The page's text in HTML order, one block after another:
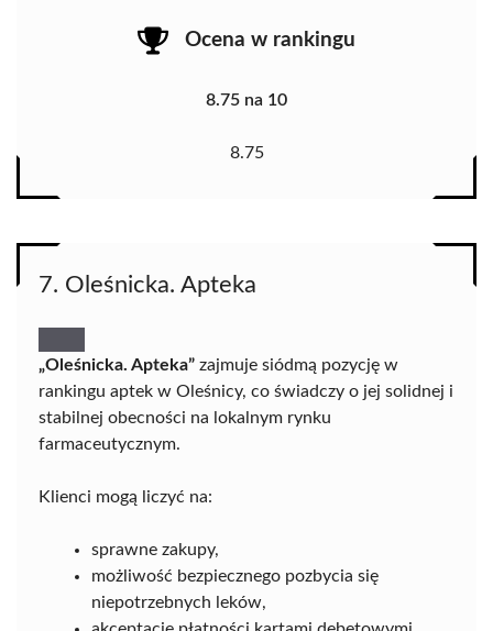
Ocena w rankingu
8.75 na 10
8.75
7. Oleśnicka. Apteka
„Oleśnicka. Apteka” zajmuje siódmą pozycję w
rankingu aptek w Oleśnicy, co świadczy o jej solidnej i
stabilnej obecności na lokalnym rynku
farmaceutycznym.
Klienci mogą liczyć na:
sprawne zakupy,
możliwość bezpiecznego pozbycia się
niepotrzebnych leków,